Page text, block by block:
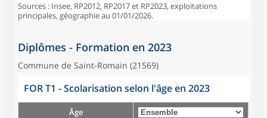
Sources : Insee, RP2012, RP2017 et RP2023, exploitations
principales, géographie au 01/01/2026.
Diplômes - Formation en 2023
Commune de Saint-Romain (21569)
FOR T1 - Scolarisation selon l'âge en 2023
Âge